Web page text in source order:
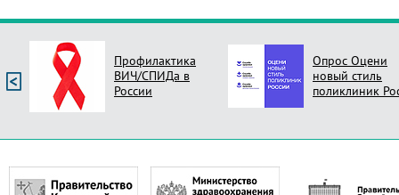
Профилактика
ВИЧ/СПИДа в
России
Опрос Оцени
новый стиль
поликлиник